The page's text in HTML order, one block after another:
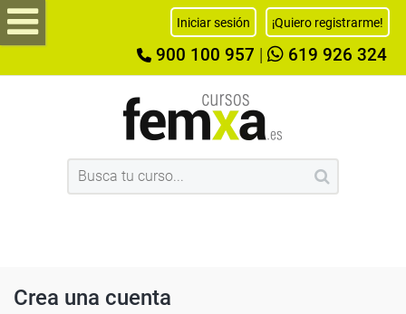
Iniciar sesión ¡Quiero registrarme!
900 100 957 619 926 324
Crea una cuenta